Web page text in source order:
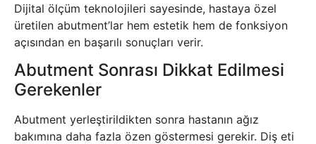
Dijital ölçüm teknolojileri sayesinde, hastaya özel
üretilen abutment’lar hem estetik hem de fonksiyon
açısından en başarılı sonuçları verir.
Abutment Sonrası Dikkat Edilmesi
Gerekenler
Abutment yerleştirildikten sonra hastanın ağız
bakımına daha fazla özen göstermesi gerekir. Diş eti